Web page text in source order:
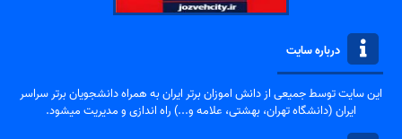
درباره سایت
این سایت توسط جمیعی از دانش اموزان برتر ایران به همراه دانشجویان برتر سراسر
ایران (دانشگاه تهران، بهشتی، علامه و...) راه اندازی و مدیریت میشود.